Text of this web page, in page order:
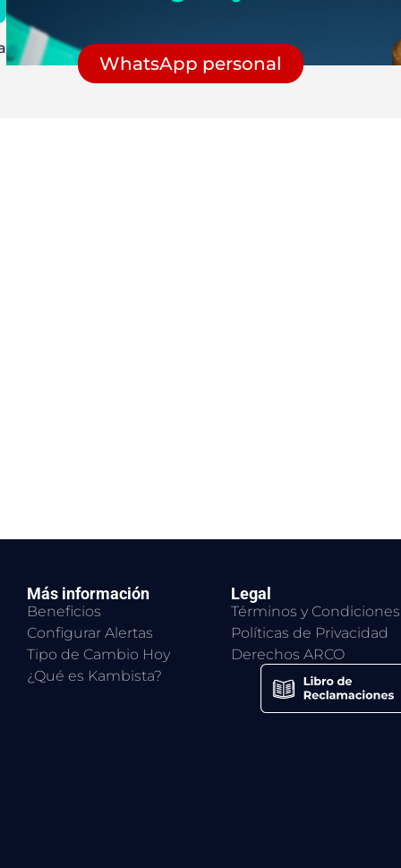
WhatsApp personal
Más información
Beneficios
Configurar Alertas
Tipo de Cambio Hoy
¿Qué es Kambista?
Legal
Términos y Condiciones
Políticas de Privacidad
Derechos ARCO